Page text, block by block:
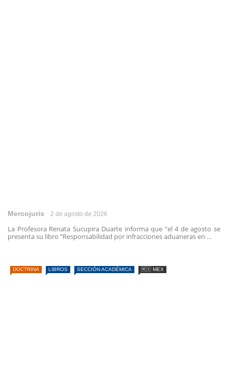
Mercojuris 2 de agosto de 2026
La Profesora Renata Sucupira Duarte informa que “el 4 de agosto se
presenta su libro “Responsabilidad por infracciones aduaneras en ...
DOCTRINA LIBROS SECCIÓN ACADÉMICA 🇲🇽 MEX